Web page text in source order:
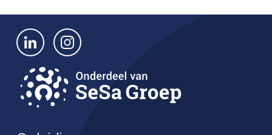
Kennisbank
Bekijk ons op LinkedIn Bekijk ons op Instagram